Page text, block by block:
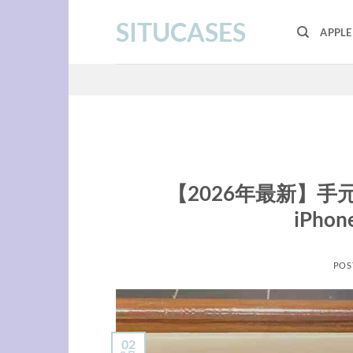
SITUCASES
【2026年最新】
02